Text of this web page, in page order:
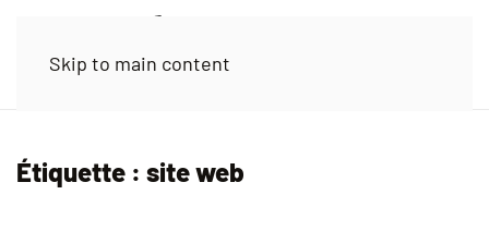
Skip to main content
Étiquette : site web